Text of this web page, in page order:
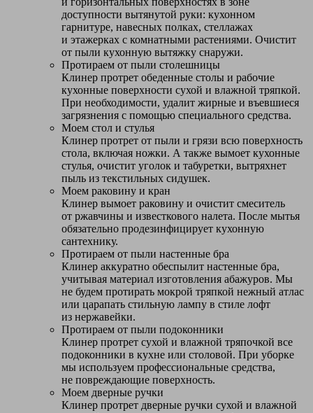
доступности вытянутой руки: кухонном
гарнитуре, навесных полках, стеллажах
и этажерках с комнатными растениями. Очистит
от пыли кухонную вытяжку снаружи.
Протираем от пыли столешницы
Клинер протрет обеденные столы и рабочие
кухонные поверхности сухой и влажной тряпкой.
При необходимости, удалит жирные и въевшиеся
загрязнения с помощью специального средства.
Моем стол и стулья
Клинер протрет от пыли и грязи всю поверхность
стола, включая ножки. А также вымоет кухонные
стулья, очистит уголок и табуретки, вытряхнет
пыль из текстильных сидушек.
Моем раковину и кран
Клинер вымоет раковину и очистит смеситель
от ржавчины и известкового налета. После мытья
обязательно продезинфицирует кухонную
сантехнику.
Протираем от пыли настенные бра
Клинер аккуратно обеспылит настенные бра,
учитывая материал изготовления абажуров. Мы
не будем протирать мокрой тряпкой нежный атлас
или царапать стильную лампу в стиле лофт
из нержавейки.
Протираем от пыли подоконники
Клинер протрет сухой и влажной тряпочкой все
подоконники в кухне или столовой. При уборке
мы используем профессиональные средства,
не повреждающие поверхность.
Моем дверные ручки
Клинер протрет дверные ручки сухой и влажной